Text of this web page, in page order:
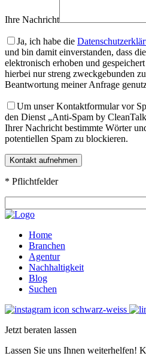
Ihre Nachricht
Ja, ich habe die
und bin damit einverstanden, dass
elektronisch erhoben und
hierbei nur streng zweckgebunden
Beantwortung meiner Anfrage
Um unser Kontaktformular vor
den Dienst „Anti-Spam by
Ihrer Nachricht bestimmte Wörter
potentiellen Spam zu blockieren.
* Pflichtfelder
Home
Branchen
Agentur
Nachhaltigkeit
Blog
Suchen
Jetzt beraten lassen
Lassen Sie uns Ihnen weiterhelfen!